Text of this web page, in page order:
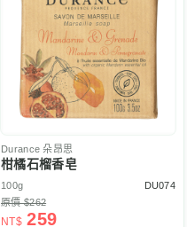
Durance 朵昂思
柑橘石榴香皂
100g
DU074
原價 $262
NT$ 259